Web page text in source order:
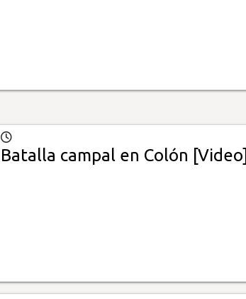
Batalla campal en Colón [Video]